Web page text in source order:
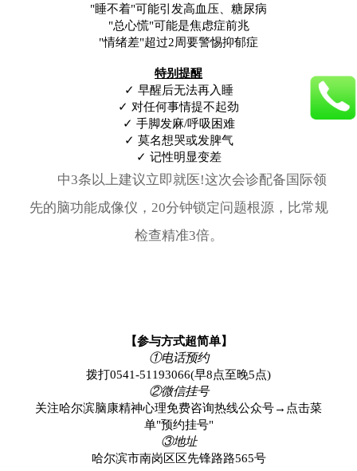
"睡不着"可能引发高血压、糖尿病
"总心慌"可能是焦虑症前兆
"情绪差"超过2周要警惕抑郁症
特别提醒
✓ 早醒后无法再入睡
✓ 对任何事情提不起劲
✓ 手脚发麻/呼吸困难
✓ 莫名想哭或发脾气
✓ 记性明显变差
中3条以上建议立即就医!这次会诊配备国际领
先的脑功能成像仪，20分钟锁定问题根源，比常规
检查精准3倍。
【参与方式超简单】
①电话预约
拨打0541-51193066(早8点至晚5点)
②微信挂号
关注哈尔滨脑康精神心理免费咨询热线公众号→点击菜
单"预约挂号"
③地址
哈尔滨市南岗区区先锋路路565号